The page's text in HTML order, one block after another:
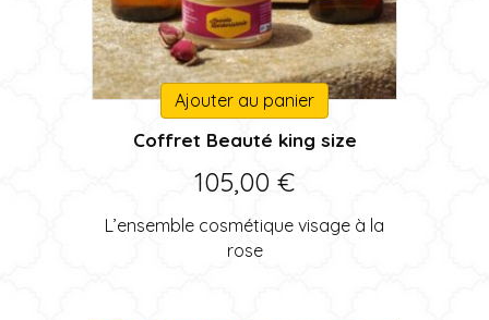
Ajouter au panier
Coffret Beauté king size
105,00 €
L’ensemble cosmétique visage à la
rose